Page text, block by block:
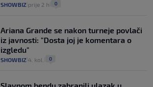
SHOWBIZ prije 2 h 0
Ariana Grande se nakon turneje povlači
iz javnosti: "Dosta joj je komentara o
izgledu"
SHOWBIZ 4. kol. 0